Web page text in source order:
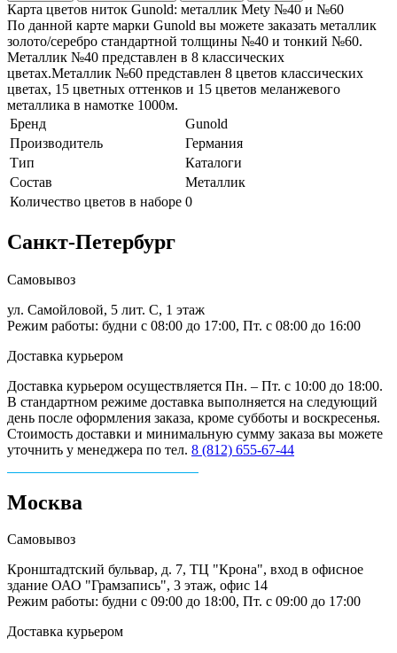
Карта цветов ниток Gunold: металлик Mety №40 и №60
По данной карте марки Gunold вы можете заказать металлик
золото/серебро стандартной толщины №40 и тонкий №60.
Металлик №40 представлен в 8 классических
цветах.Металлик №60 представлен 8 цветов классических
цветах, 15 цветных оттенков и 15 цветов меланжевого
металлика в намотке 1000м.
Бренд
Gunold
Производитель
Германия
Тип
Каталоги
Состав
Металлик
Количество цветов в наборе 0
Санкт-Петербург
Самовывоз
ул. Самойловой, 5 лит. С, 1 этаж
Режим работы: будни с 08:00 до 17:00, Пт. с 08:00 до 16:00
Доставка курьером
Доставка курьером осуществляется Пн. – Пт. с 10:00 до 18:00.
В стандартном режиме доставка выполняется на следующий
день после оформления заказа, кроме субботы и воскресенья.
Стоимость доставки и минимальную сумму заказа вы можете
уточнить у менеджера по тел. 8 (812) 655-67-44
Москва
Самовывоз
Кронштадтский бульвар, д. 7, ТЦ "Крона", вход в офисное
здание ОАО "Грамзапись", 3 этаж, офис 14
Режим работы: будни с 09:00 до 18:00, Пт. с 09:00 до 17:00
Доставка курьером